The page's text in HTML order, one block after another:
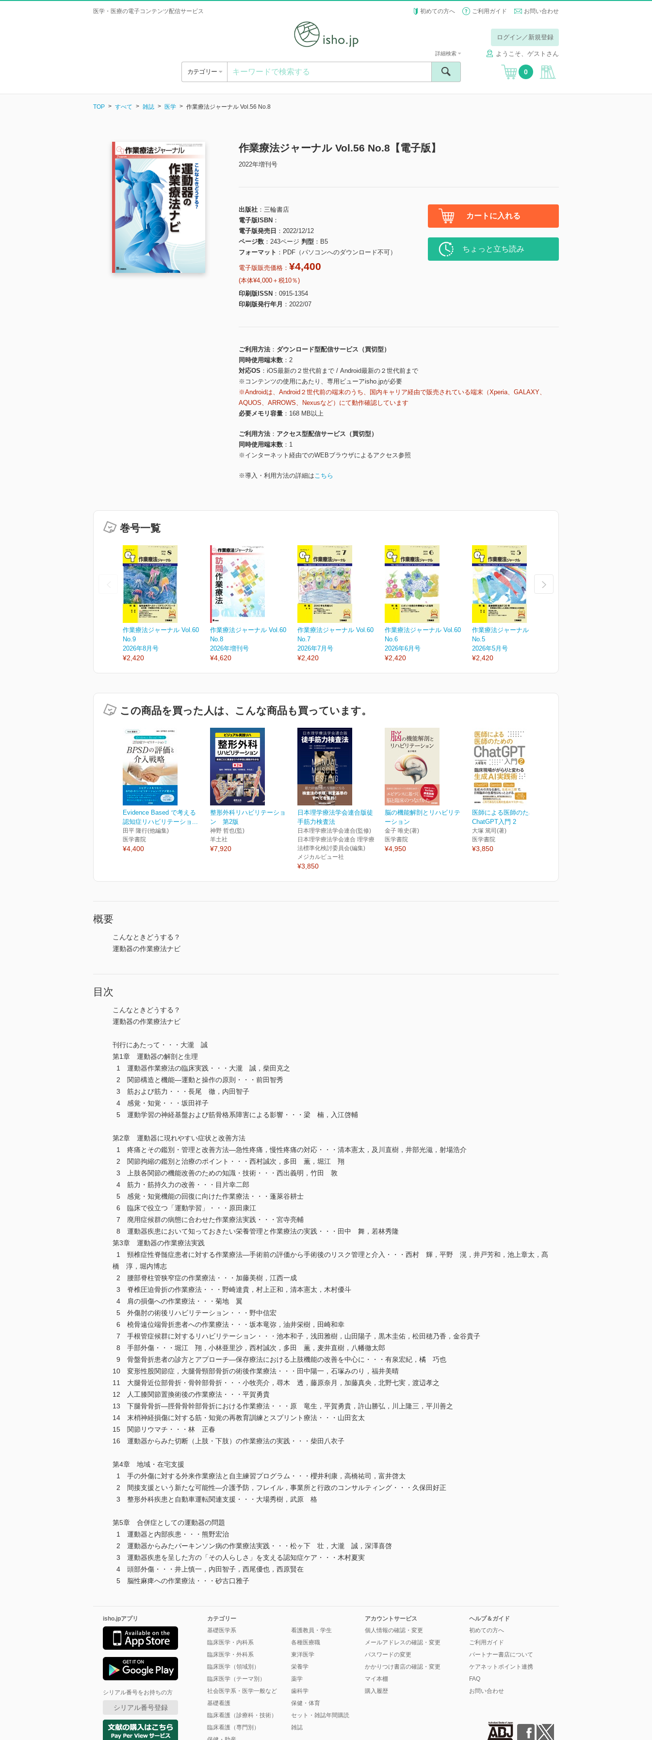
医学・医療の電子コンテンツ配信サービス 初めての方へ ご利用ガイド お問い合わせ
ログイン／新規登録
ようこそ、ゲストさん
カテゴリー
詳細検索
0
TOP すべて 雑誌 医学 作業療法ジャーナル Vol.56 No.8
作業療法ジャーナル Vol.56 No.8【電子版】
2022年増刊号
出版社
三輪書店
電子版ISBN
電子版発売日
2022/12/12
ページ数
243ページ 判型
B5
フォーマット
PDF（パソコンへのダウンロード不可）
電子版販売価格： ¥4,400
(本体¥4,000＋税10％)
印刷版ISSN
0915-1354
印刷版発行年月
2022/07
カートに入れる
ちょっと立ち読み
ご利用方法
ダウンロード型配信サービス（買切型）
同時使用端末数
2
対応OS
iOS最新の２世代前まで / Android最新の２世代前まで
※コンテンツの使用にあたり、専用ビューアisho.jpが必要
※Androidは、Android２世代前の端末のうち、国内キャリア経由で販売されている端末（Xperia、GALAXY、
AQUOS、ARROWS、Nexusなど）にて動作確認しています
必要メモリ容量
168 MB以上
ご利用方法
アクセス型配信サービス（買切型）
同時使用端末数
1
※インターネット経由でのWEBブラウザによるアクセス参照
※導入・利用方法の詳細はこちら
巻号一覧
作業療法ジャーナル Vol.60
No.9
2026年8月号
¥2,420
作業療法ジャーナル Vol.60
No.8
2026年増刊号
¥4,620
作業療法ジャーナル Vol.60
No.7
2026年7月号
¥2,420
作業療法ジャーナル Vol.60
No.6
2026年6月号
¥2,420
作業療法ジャーナル Vol.60
No.5
2026年5月号
¥2,420
この商品を買った人は、こんな商品も買っています。
Evidence Based で考える
認知症リハビリテーショ...
田平 隆行(他編集)
医学書院
¥4,400
整形外科リハビリテーショ
ン 第2版
神野 哲也(監)
羊土社
¥7,920
日本理学療法学会連合版徒
手筋力検査法
日本理学療法学会連合(監修)
日本理学療法学会連合 理学療
法標準化検討委員会(編集)
メジカルビュー社
¥3,850
脳の機能解剖とリハビリテ
ーション
金子 唯史(著)
医学書院
¥4,950
医師による医師のための
ChatGPT入門 2
大塚 篤司(著)
医学書院
¥3,850
概要
こんなときどうする？
運動器の作業療法ナビ
目次
こんなときどうする？
運動器の作業療法ナビ
刊行にあたって・・・大瀧 誠
第1章 運動器の解剖と生理
1 運動器作業療法の臨床実践・・・大瀧 誠，柴田克之
2 関節構造と機能―運動と操作の原則・・・前田智秀
3 筋および筋力・・・長尾 徹，内田智子
4 感覚・知覚・・・坂田祥子
5 運動学習の神経基盤および筋骨格系障害による影響・・・梁 楠，入江啓輔
第2章 運動器に現れやすい症状と改善方法
1 疼痛とその鑑別・管理と改善方法―急性疼痛，慢性疼痛の対応・・・清本憲太，及川直樹，井部光滋，射場浩介
2 関節拘縮の鑑別と治療のポイント・・・西村誠次，多田 薫，堀江 翔
3 上肢各関節の機能改善のための知識・技術・・・西出義明，竹田 敦
4 筋力・筋持久力の改善・・・目片幸二郎
5 感覚・知覚機能の回復に向けた作業療法・・・蓬萊谷耕士
6 臨床で役立つ「運動学習」・・・原田康江
7 廃用症候群の病態に合わせた作業療法実践・・・宮寺亮輔
8 運動器疾患において知っておきたい栄養管理と作業療法の実践・・・田中 舞，若林秀隆
第3章 運動器の作業療法実践
1 頸椎症性脊髄症患者に対する作業療法―手術前の評価から手術後のリスク管理と介入・・・西村 輝，平野 滉，井戸芳和，池上章太，髙
橋 淳，堀内博志
2 腰部脊柱管狭窄症の作業療法・・・加藤美樹，江西一成
3 脊椎圧迫骨折の作業療法・・・野崎達貴，村上正和，清本憲太，木村優斗
4 肩の損傷への作業療法・・・菊地 翼
5 外傷肘の術後リハビリテーション・・・野中信宏
6 橈骨遠位端骨折患者への作業療法・・・坂本竜弥，油井栄樹，田崎和幸
7 手根管症候群に対するリハビリテーション・・・池本和子，浅田雅樹，山田陽子，黒木圭佑，松田穂乃香，金谷貴子
8 手部外傷・・・堀江 翔，小林亜里沙，西村誠次，多田 薫，麦井直樹，八幡徹太郎
9 骨盤骨折患者の診方とアプローチ―保存療法における上肢機能の改善を中心に・・・有泉宏紀，橘 巧也
10 変形性股関節症，大腿骨頸部骨折の術後作業療法・・・田中陽一，石塚みのり，福井美晴
11 大腿骨近位部骨折・骨幹部骨折・・・小牧亮介，尋木 透，藤原奈月，加藤真央，北野七実，渡辺孝之
12 人工膝関節置換術後の作業療法・・・平賀勇貴
13 下腿骨骨折―脛骨骨幹部骨折における作業療法・・・原 竜生，平賀勇貴，許山勝弘，川上隆三，平川善之
14 末梢神経損傷に対する筋・知覚の再教育訓練とスプリント療法・・・山田玄太
15 関節リウマチ・・・林 正春
16 運動器からみた切断（上肢・下肢）の作業療法の実践・・・柴田八衣子
第4章 地域・在宅支援
1 手の外傷に対する外来作業療法と自主練習プログラム・・・櫻井利康，高橋祐司，富井啓太
2 間接支援という新たな可能性―介護予防，フレイル，事業所と行政のコンサルティング・・・久保田好正
3 整形外科疾患と自動車運転関連支援・・・大場秀樹，武原 格
第5章 合併症としての運動器の問題
1 運動器と内部疾患・・・熊野宏治
2 運動器からみたパーキンソン病の作業療法実践・・・松ヶ下 壮，大瀧 誠，深澤喜啓
3 運動器疾患を呈した方の「その人らしさ」を支える認知症ケア・・・木村夏実
4 頭部外傷・・・井上慎一，内田智子，西尾優也，西原賢在
5 脳性麻痺への作業療法・・・砂古口雅子
isho.jpアプリ
シリアル番号をお持ちの方
シリアル番号登録
カテゴリー
基礎医学系
臨床医学・内科系
臨床医学・外科系
臨床医学（領域別）
臨床医学（テーマ別）
社会医学系・医学一般など
基礎看護
臨床看護（診療科・技術）
臨床看護（専門別）
看護教員・学生
各種医療職
東洋医学
栄養学
薬学
歯科学
保健・体育
セット・雑誌年間購読
雑誌
アカウントサービス
個人情報の確認・変更
メールアドレスの確認・変更
パスワードの変更
かかりつけ書店の確認・変更
マイ本棚
購入履歴
ヘルプ＆ガイド
初めての方へ
ご利用ガイド
パートナー書店について
ケアネットポイント連携
FAQ
お問い合わせ